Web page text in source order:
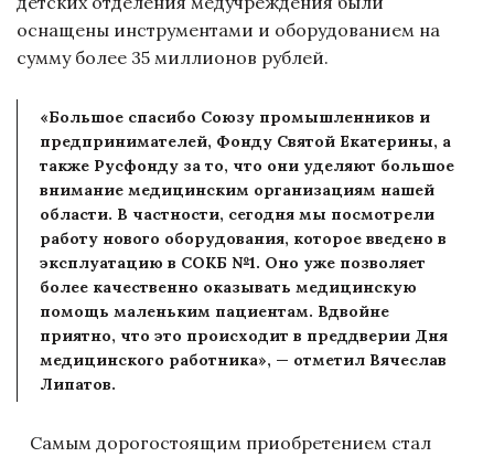
оснащены инструментами и оборудованием на
сумму более 35 миллионов рублей.
«Большое спасибо Союзу промышленников и
предпринимателей, Фонду Святой Екатерины, а
также Русфонду за то, что они уделяют большое
внимание медицинским организациям нашей
области. В частности, сегодня мы посмотрели
работу нового оборудования, которое введено в
эксплуатацию в СОКБ №1. Оно уже позволяет
более качественно оказывать медицинскую
помощь маленьким пациентам. Вдвойне
приятно, что это происходит в преддверии Дня
медицинского работника», — отметил Вячеслав
Липатов.
Самым дорогостоящим приобретением стал